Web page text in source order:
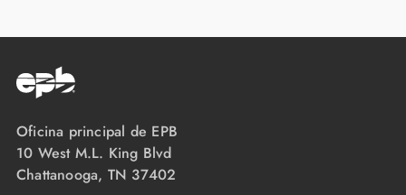
Oficina principal de EPB
10 West M.L. King Blvd
Chattanooga, TN 37402